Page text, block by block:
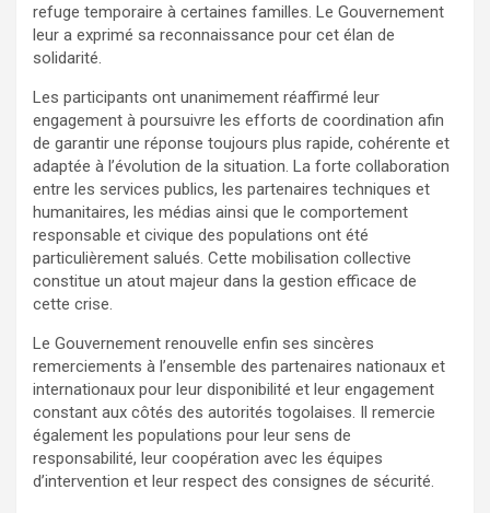
refuge temporaire à certaines familles. Le Gouvernement
leur a exprimé sa reconnaissance pour cet élan de
solidarité.
Les participants ont unanimement réaffirmé leur
engagement à poursuivre les efforts de coordination afin
de garantir une réponse toujours plus rapide, cohérente et
adaptée à l’évolution de la situation. La forte collaboration
entre les services publics, les partenaires techniques et
humanitaires, les médias ainsi que le comportement
responsable et civique des populations ont été
particulièrement salués. Cette mobilisation collective
constitue un atout majeur dans la gestion efficace de
cette crise.
Le Gouvernement renouvelle enfin ses sincères
remerciements à l’ensemble des partenaires nationaux et
internationaux pour leur disponibilité et leur engagement
constant aux côtés des autorités togolaises. Il remercie
également les populations pour leur sens de
responsabilité, leur coopération avec les équipes
d’intervention et leur respect des consignes de sécurité.